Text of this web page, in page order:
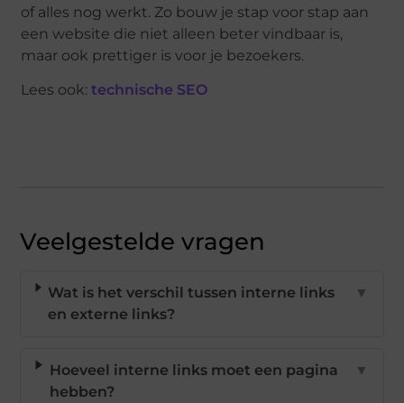
of alles nog werkt. Zo bouw je stap voor stap aan
een website die niet alleen beter vindbaar is,
maar ook prettiger is voor je bezoekers.
Lees ook:technische SEO
Veelgestelde vragen
Wat is het verschil tussen interne links
en externe links?
▼
Hoeveel interne links moet een pagina
hebben?
▼